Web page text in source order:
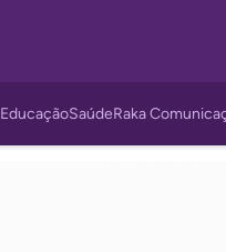
EducaçãoSaúdeRaka